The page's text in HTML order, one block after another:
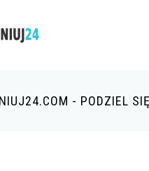
- PODZIEL